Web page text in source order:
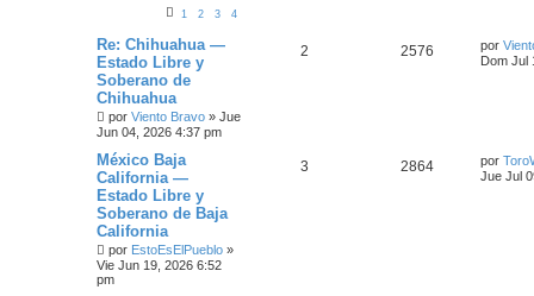
1 2 3 4
Re: Chihuahua —
Estado Libre y
Soberano de
Chihuahua
por Viento Bravo » Jue
Jun 04, 2026 4:37 pm
2 2576 por
Dom Jul
México Baja
California —
Estado Libre y
Soberano de Baja
California
por EstoEsElPueblo »
Vie Jun 19, 2026 6:52
pm
3 2864 por
Jue Jul